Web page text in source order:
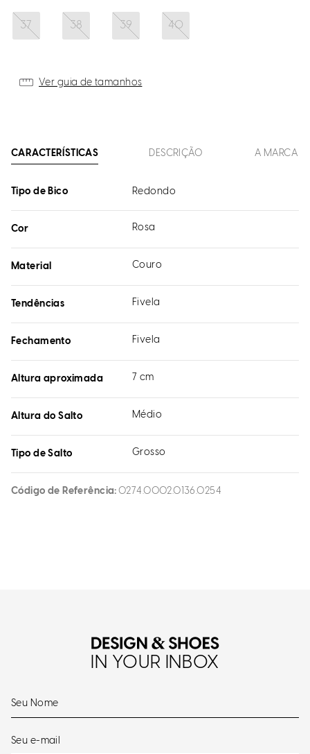
37 38 39 40
Ver guia de tamanhos
CARACTERÍSTICAS DESCRIÇÃO A MARCA
Tipo de Bico Redondo
Cor Rosa
Material Couro
Tendências Fivela
Fechamento Fivela
Altura aproximada 7 cm
Altura do Salto Médio
Tipo de Salto Grosso
Código de Referência 0274.0002.0136.0254
IN YOUR INBOX